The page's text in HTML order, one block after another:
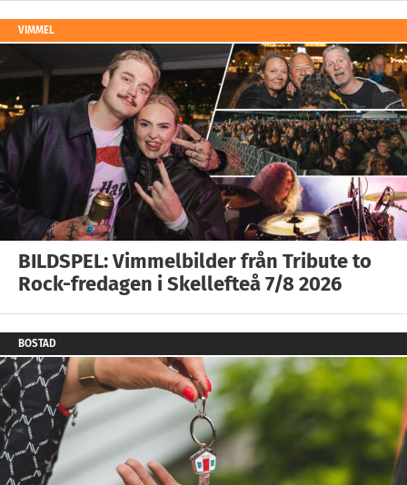
VIMMEL
BILDSPEL: Vimmelbilder från Tribute to
Rock-fredagen i Skellefteå 7/8 2026
BOSTAD